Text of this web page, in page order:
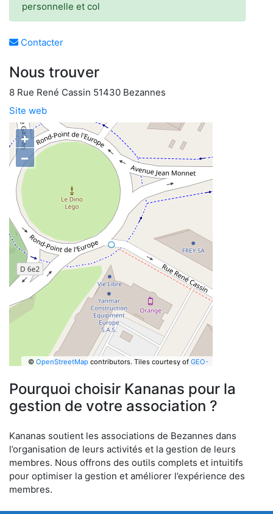
personnelle et col
Contacter
Nous trouver
8 Rue René Cassin 51430 Bezannes
Site web
+
−
© OpenStreetMapcontributors. Tiles courtesy of GEO-
Pourquoi choisir Kananas pour la
gestion de votre association ?
Kananas soutient les associations de Bezannes dans
l’organisation de leurs activités et la gestion de leurs
membres. Nous offrons des outils complets et intuitifs
pour optimiser la gestion et améliorer l’expérience des
membres.